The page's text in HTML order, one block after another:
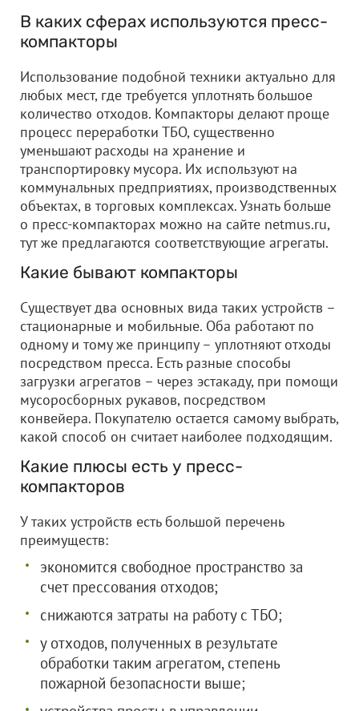
В каких сферах используются пресс-
компакторы
Использование подобной техники актуально для
любых мест, где требуется уплотнять большое
количество отходов. Компакторы делают проще
процесс переработки ТБО, существенно
уменьшают расходы на хранение и
транспортировку мусора. Их используют на
коммунальных предприятиях, производственных
объектах, в торговых комплексах. Узнать больше
о пресс-компакторах можно на сайте netmus.ru,
тут же предлагаются соответствующие агрегаты.
Какие бывают компакторы
Существует два основных вида таких устройств –
стационарные и мобильные. Оба работают по
одному и тому же принципу – уплотняют отходы
посредством пресса. Есть разные способы
загрузки агрегатов – через эстакаду, при помощи
мусоросборных рукавов, посредством
конвейера. Покупателю остается самому выбрать,
какой способ он считает наиболее подходящим.
Какие плюсы есть у пресс-
компакторов
У таких устройств есть большой перечень
преимуществ:
экономится свободное пространство за
счет прессования отходов;
снижаются затраты на работу с ТБО;
у отходов, полученных в результате
обработки таким агрегатом, степень
пожарной безопасности выше;